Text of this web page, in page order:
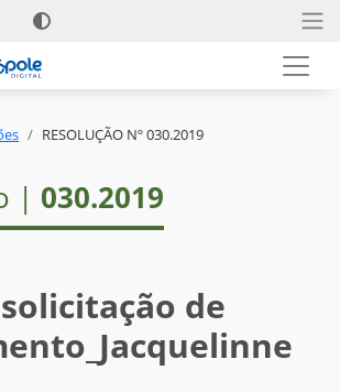
RESOLUÇÃO Nº 030.2019
| 030.2019
de